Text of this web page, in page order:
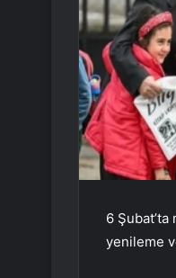
6
yenileme